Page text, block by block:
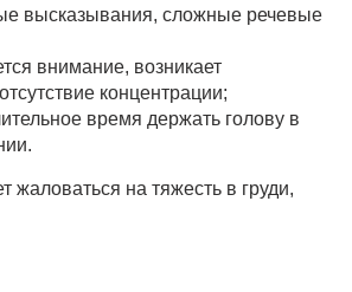
высказывания, сложные речевые
внимание, возникает
концентрации;
время держать голову в
жаловаться на тяжесть в груди,